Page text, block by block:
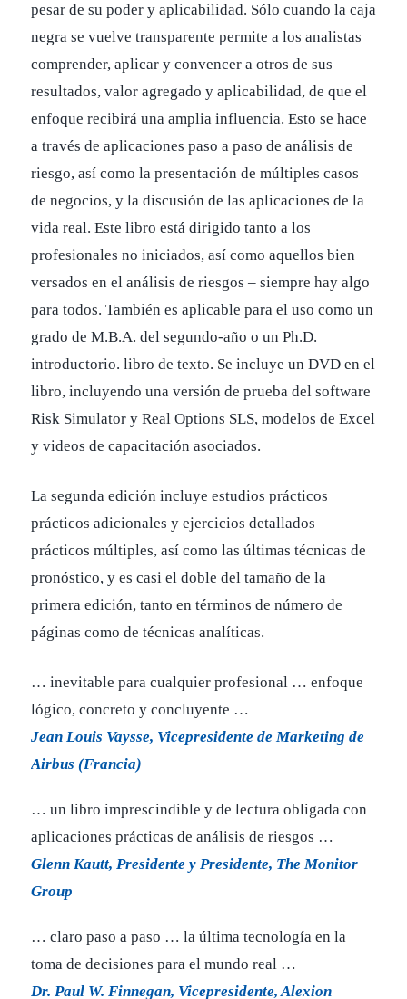
pesar de su poder y aplicabilidad. Sólo cuando la caja
negra se vuelve transparente permite a los analistas
comprender, aplicar y convencer a otros de sus
resultados, valor agregado y aplicabilidad, de que el
enfoque recibirá una amplia influencia. Esto se hace
a través de aplicaciones paso a paso de análisis de
riesgo, así como la presentación de múltiples casos
de negocios, y la discusión de las aplicaciones de la
vida real. Este libro está dirigido tanto a los
profesionales no iniciados, así como aquellos bien
versados ​​en el análisis de riesgos – siempre hay algo
para todos. También es aplicable para el uso como un
grado de M.B.A. del segundo-año o un Ph.D.
introductorio. libro de texto. Se incluye un DVD en el
libro, incluyendo una versión de prueba del software
Risk Simulator y Real Options SLS, modelos de Excel
y videos de capacitación asociados.
La segunda edición incluye estudios prácticos
prácticos adicionales y ejercicios detallados
prácticos múltiples, así como las últimas técnicas de
pronóstico, y es casi el doble del tamaño de la
primera edición, tanto en términos de número de
páginas como de técnicas analíticas.
… inevitable para cualquier profesional … enfoque
lógico, concreto y concluyente …
Jean Louis Vaysse, Vicepresidente de Marketing de
Airbus (Francia)
… un libro imprescindible y de lectura obligada con
aplicaciones prácticas de análisis de riesgos …
Glenn Kautt, Presidente y Presidente, The Monitor
Group
… claro paso a paso … la última tecnología en la
toma de decisiones para el mundo real …
Dr. Paul W. Finnegan, Vicepresidente, Alexion